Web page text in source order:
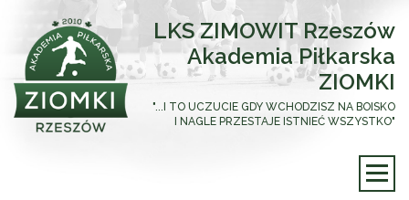
LKS ZIMOWIT Rzeszów
Akademia Piłkarska
ZIOMKI
"...I TO UCZUCIE GDY WCHODZISZ NA BOISKO
I NAGLE PRZESTAJE ISTNIEĆ WSZYSTKO"